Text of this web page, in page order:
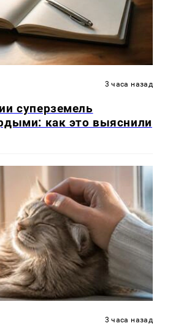
3 часа назад
суперземель
как это выяснили
3 часа назад